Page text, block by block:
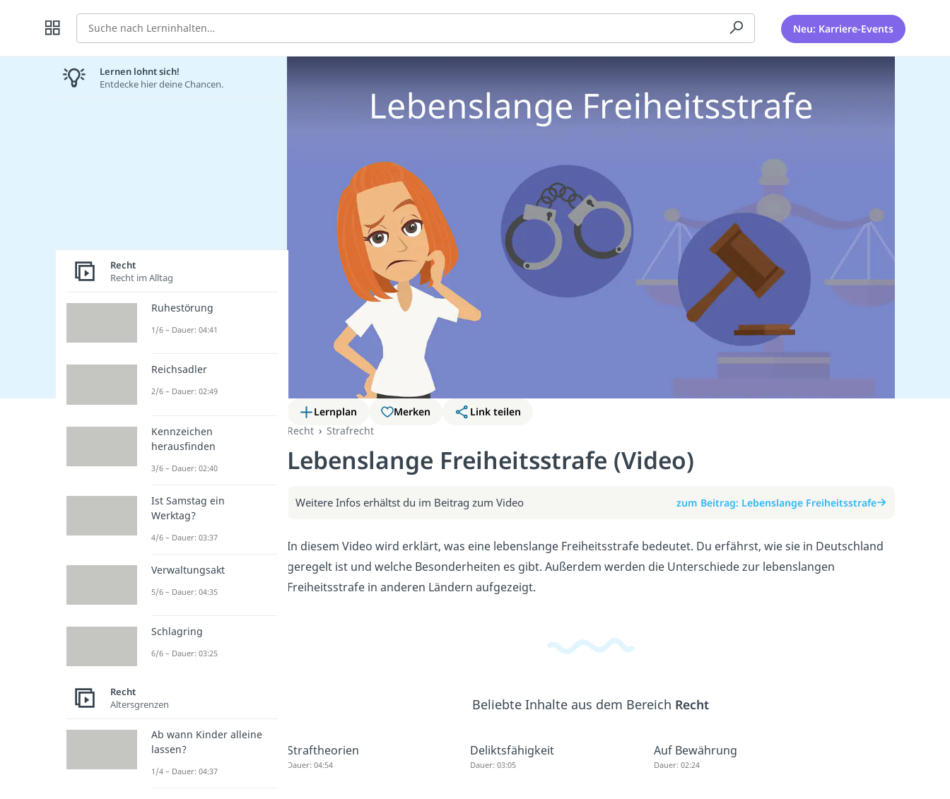
Suche Neu: Karriere-Events
Lernplan Merken
Link teilen
Recht
Strafrecht
Lebenslange Freiheitsstrafe (Video)
Weitere Infos erhältst du im Beitrag zum Video zum Beitrag: Lebenslange Freiheitsstrafe
In diesem Video wird erklärt, was eine lebenslange Freiheitsstrafe bedeutet. Du erfährst, wie sie in Deutschland
geregelt ist und welche Besonderheiten es gibt. Außerdem werden die Unterschiede zur lebenslangen
Freiheitsstrafe in anderen Ländern aufgezeigt.
Beliebte Inhalte aus dem Bereich Recht
Straftheorien
Dauer: 04:54
Deliktsfähigkeit
Dauer: 03:05
Auf Bewährung
Dauer: 02:24
Lernen lohnt sich!
Entdecke hier deine Chancen.
Recht
Recht im Alltag
Ruhestörung
1/6 – Dauer: 04:41
Reichsadler
2/6 – Dauer: 02:49
Kennzeichen
herausfinden
3/6 – Dauer: 02:40
Ist Samstag ein
Werktag?
4/6 – Dauer: 03:37
Verwaltungsakt
5/6 – Dauer: 04:35
Schlagring
6/6 – Dauer: 03:25
Recht
Altersgrenzen
Ab wann Kinder alleine
lassen?
1/4 – Dauer: 04:37